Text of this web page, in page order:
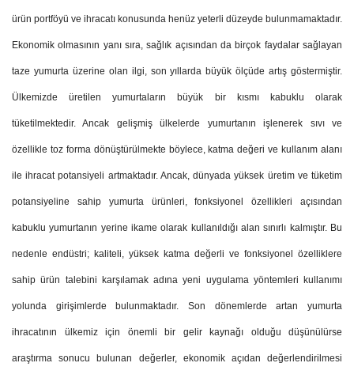
ürün portföyü ve ihracatı konusunda henüz yeterli düzeyde bulunmamaktadır.
Ekonomik olmasının yanı sıra, sağlık açısından da birçok faydalar sağlayan
taze yumurta üzerine olan ilgi, son yıllarda büyük ölçüde artış göstermiştir.
Ülkemizde üretilen yumurtaların büyük bir kısmı kabuklu olarak
tüketilmektedir. Ancak gelişmiş ülkelerde yumurtanın işlenerek sıvı ve
özellikle toz forma dönüştürülmekte böylece, katma değeri ve kullanım alanı
ile ihracat potansiyeli artmaktadır. Ancak, dünyada yüksek üretim ve tüketim
potansiyeline sahip yumurta ürünleri, fonksiyonel özellikleri açısından
kabuklu yumurtanın yerine ikame olarak kullanıldığı alan sınırlı kalmıştır. Bu
nedenle endüstri; kaliteli, yüksek katma değerli ve fonksiyonel özelliklere
sahip ürün talebini karşılamak adına yeni uygulama yöntemleri kullanımı
yolunda girişimlerde bulunmaktadır. Son dönemlerde artan yumurta
ihracatının ülkemiz için önemli bir gelir kaynağı olduğu düşünülürse
araştırma sonucu bulunan değerler, ekonomik açıdan değerlendirilmesi